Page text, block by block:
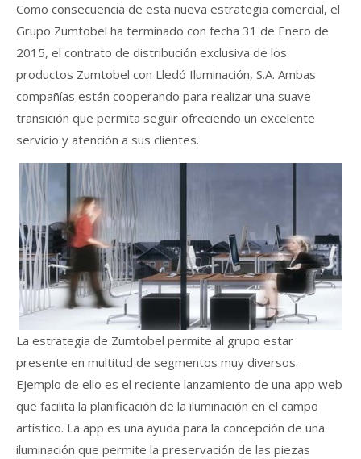
Como consecuencia de esta nueva estrategia comercial, el
Grupo Zumtobel ha terminado con fecha 31 de Enero de
2015, el contrato de distribución exclusiva de los
productos Zumtobel con Lledó Iluminación, S.A. Ambas
compañías están cooperando para realizar una suave
transición que permita seguir ofreciendo un excelente
servicio y atención a sus clientes.
La estrategia de Zumtobel permite al grupo estar
presente en multitud de segmentos muy diversos.
Ejemplo de ello es el reciente lanzamiento de una app web
que facilita la planificación de la iluminación en el campo
artístico. La app es una ayuda para la concepción de una
iluminación que permite la preservación de las piezas